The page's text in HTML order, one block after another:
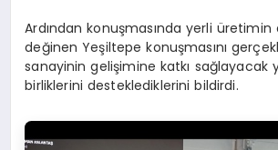
Ardından konuşmasında yerli
değinen Yeşiltepe konuşmasını
sanayinin gelişimine katkı sağlayacak
birliklerini desteklediklerini bildirdi.